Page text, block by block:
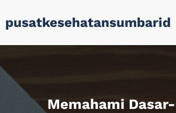
to
content
pusatkesehatansumbarid
Memahami